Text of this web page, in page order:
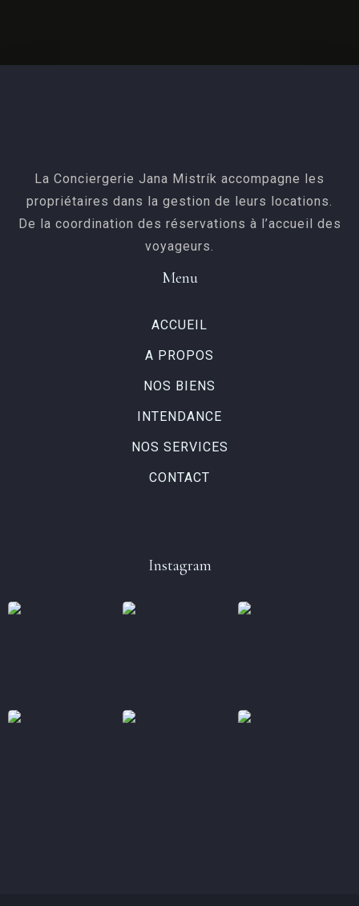
La Conciergerie Jana Mistrík accompagne les
propriétaires dans la gestion de leurs locations.
De la coordination des réservations à l’accueil des
voyageurs.
Menu
ACCUEIL
A PROPOS
NOS BIENS
INTENDANCE
NOS SERVICES
CONTACT
Instagram